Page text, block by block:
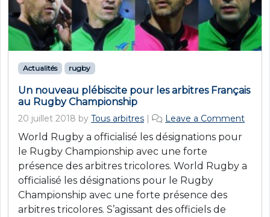
Actualités rugby
Un nouveau plébiscite pour les arbitres Français
au Rugby Championship
20 juillet 2018 by Tous arbitres | Leave a Comment
World Rugby a officialisé les désignations pour
le Rugby Championship avec une forte
présence des arbitres tricolores. World Rugby a
officialisé les désignations pour le Rugby
Championship avec une forte présence des
arbitres tricolores. S’agissant des officiels de